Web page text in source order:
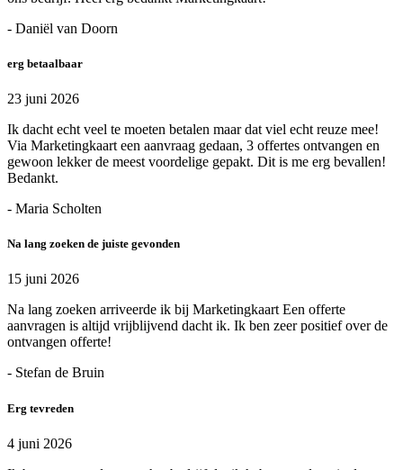
- Daniël van Doorn
erg betaalbaar
23 juni 2026
Ik dacht echt veel te moeten betalen maar dat viel echt reuze mee!
Via Marketingkaart een aanvraag gedaan, 3 offertes ontvangen en
gewoon lekker de meest voordelige gepakt. Dit is me erg bevallen!
Bedankt.
- Maria Scholten
Na lang zoeken de juiste gevonden
15 juni 2026
Na lang zoeken arriveerde ik bij Marketingkaart Een offerte
aanvragen is altijd vrijblijvend dacht ik. Ik ben zeer positief over de
ontvangen offerte!
- Stefan de Bruin
Erg tevreden
4 juni 2026